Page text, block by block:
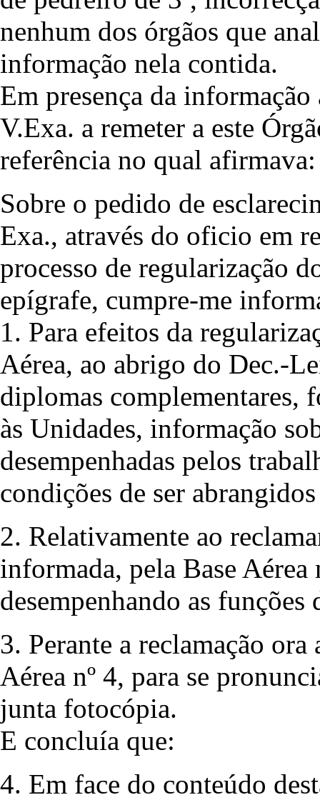
nenhum dos órgãos que
informação nela contida.
Em presença da
V.Exa. a remeter a este
referência no qual afirmava:
Sobre o pedido de
Exa., através do oficio em
processo de regularização
epígrafe, cumpre-me
1. Para efeitos da
Aérea, ao abrigo do Dec.-
diplomas complementares,
às Unidades, informação
desempenhadas pelos
condições de ser
2. Relativamente ao
informada, pela Base Aérea
desempenhando as funções
3. Perante a reclamação
Aérea nº 4, para se
junta fotocópia.
E concluía que:
4. Em face do conteúdo